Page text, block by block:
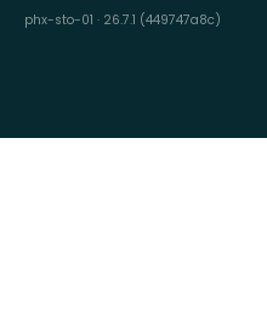
phx-sto-01 · 26.7.1 (449747a8c)